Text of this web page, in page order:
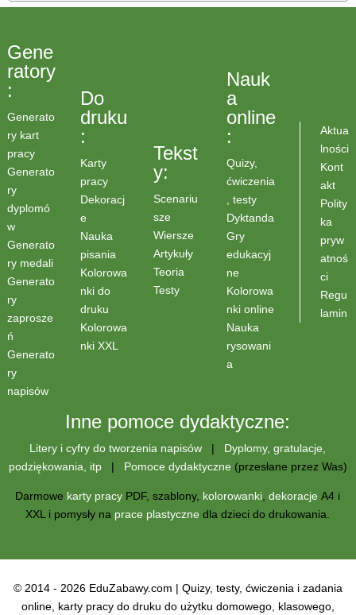
Gene
ratory
:
Generato
ry kart
pracy
Generato
ry
dyplomó
w
Generato
ry medali
Generato
ry
zaprosze
ń
Generato
ry
napisów
Do
druku
:
Karty
pracy
Dekoracj
e
Nauka
pisania
Kolorowa
nki do
druku
Kolorowa
nki XXL
Tekst
y:
Scenariu
sze
Wiersze
Artykuły
Teoria
Testy
Nauk
a
online
:
Quizy,
ćwiczenia
, testy
Dyktanda
Gry
edukacyj
ne
Kolorowa
nki online
Nauka
rysowani
a
Aktua
lności
Kont
akt
Polity
ka
pryw
atnoś
ci
Regu
lamin
Inne pomoce dydaktyczne:
Litery i cyfry do tworzenia napisów | Dyplomy, gratulacje,
podziękowania, itp| Pomoce dydaktyczne (przesłane przez Was)
Darmowe karty pracy PDF, szablony, kolorowanki,dekoracje A4 i
XXL i pomysły na prace plastyczne dla dzieci do drukowania.
© 2014 - 2026 EduZabawy.com | Quizy, testy, ćwiczenia i zadania
online, karty pracy do druku do użytku domowego, klasowego,